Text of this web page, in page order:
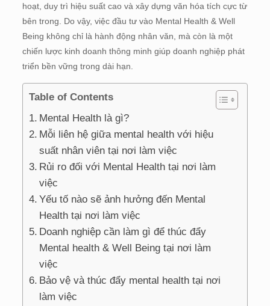
hoạt, duy trì hiệu suất cao và xây dựng văn hóa tích cực từ
bên trong. Do vậy, việc đầu tư vào Mental Health & Well
Being không chỉ là hành động nhân văn, mà còn là một
chiến lược kinh doanh thông minh giúp doanh nghiệp phát
triển bền vững trong dài hạn.
Table of Contents
Mental Health là gì?
Mỗi liên hệ giữa mental health với hiệu
suất nhân viên tại nơi làm việc
Rủi ro đối với Mental Health tại nơi làm
việc
Yếu tố nào sẽ ảnh hưởng đến Mental
Health tại nơi làm việc
Doanh nghiệp cần làm gì để thúc đẩy
Mental health & Well Being tại nơi làm
việc
Bảo vệ và thúc đẩy mental health tại nơi
làm việc